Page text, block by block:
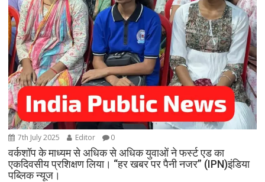
7th July 2025 Editor 0
वर्कशॉप के माध्यम से अधिक से अधिक युवाओं ने फर्स्ट एड का
एकदिवसीय प्रशिक्षण लिया। “हर खबर पर पैनी नजर” (IPN)इंडिया
पब्लिक न्यूज।